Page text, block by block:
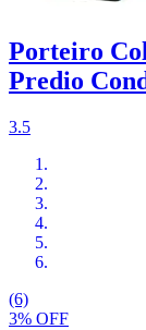
Porteiro
Predio
3.5
(6)
3% OFF